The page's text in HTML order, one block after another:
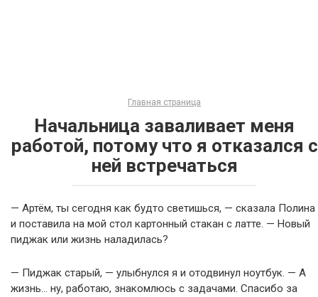
Главная страница
Начальница заваливает меня
работой, потому что я отказался с
ней встречаться
— Артём, ты сегодня как будто светишься, — сказала Полина
и поставила на мой стол картонный стакан с латте. — Новый
пиджак или жизнь наладилась?
— Пиджак старый, — улыбнулся я и отодвинул ноутбук. — А
жизнь… ну, работаю, знакомлюсь с задачами. Спасибо за